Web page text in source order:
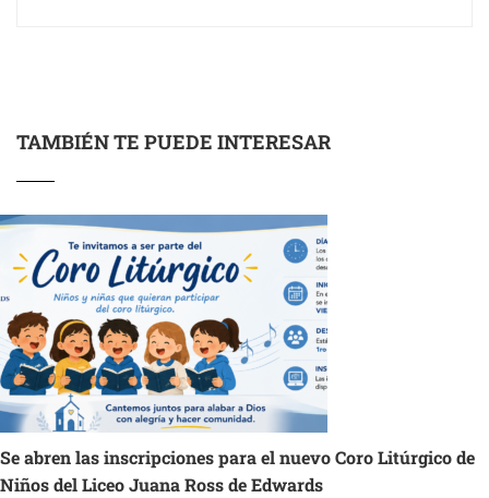
TAMBIÉN TE PUEDE INTERESAR
Se abren las inscripciones para el nuevo Coro Litúrgico de
Niños del Liceo Juana Ross de Edwards